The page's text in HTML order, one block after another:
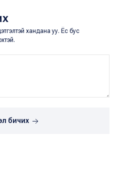
хандана уу. Ёс бус
бичих